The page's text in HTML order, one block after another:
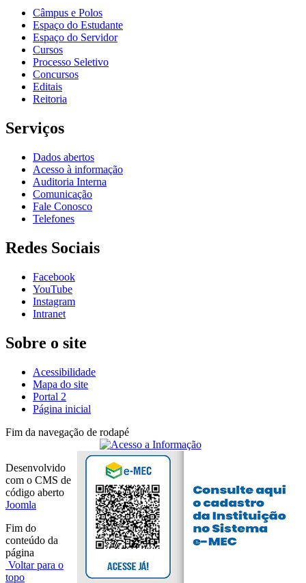
Câmpus e Polos
Espaço do Estudante
Espaço do Servidor
Cursos
Processo Seletivo
Concursos
Editais
Reitoria
Serviços
Dados abertos
Acesso à informação
Auditoria Interna
Comunicação
Fale Conosco
Telefones
Redes Sociais
Facebook
YouTube
Instagram
Intranet
Sobre o site
Acessibilidade
Mapa do site
Portal 2
Página inicial
Fim da navegação de rodapé
Desenvolvido
com o CMS de
código aberto
Joomla
Fim do
conteúdo da
página
Voltar para o
topo